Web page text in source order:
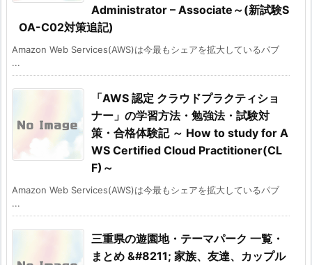
Administrator – Associate～(新試験S
OA-C02対策追記)
Amazon Web Services(AWS)は今最もシェアを拡大しているパブ
...
「AWS 認定 クラウドプラクティショ
ナー」の学習方法・勉強法・試験対
策・合格体験記 ～ How to study for A
WS Certified Cloud Practitioner(CL
F)～
Amazon Web Services(AWS)は今最もシェアを拡大しているパブ
...
三重県の遊園地・テーマパーク 一覧・
まとめ &#8211; 家族、友達、カップル